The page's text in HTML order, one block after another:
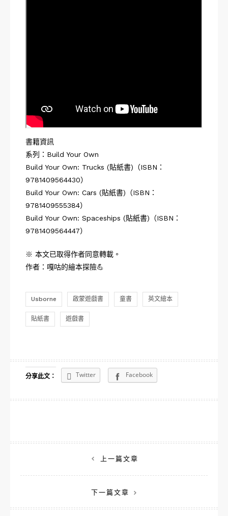
書籍資訊
系列： Build Your Own
Build Your Own: Trucks (貼紙書)（ISBN：
9781409564430）
Build Your Own: Cars (貼紙書)（ISBN：
9781409555384）
Build Your Own: Spaceships (貼紙書)（ISBN：
9781409564447）
※ 本文已取得作者同意轉載。
作者： 嘎咕的繪本探險💪
Usborne 啟蒙遊戲書 童書 英文繪本
貼紙書 遊戲書
分享此文： Twitter Facebook
章
上一篇文章
下一篇文章